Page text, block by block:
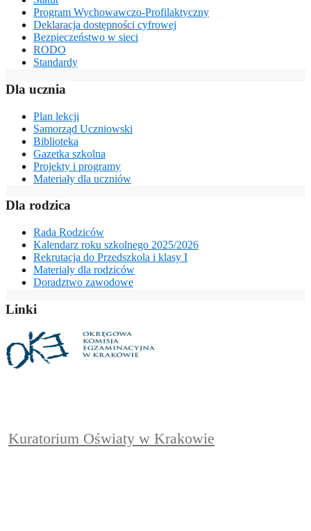
Program Wychowawczo-Profilaktyczny
Deklaracja dostępności cyfrowej
Bezpieczeństwo w sieci
RODO
Standardy
Dla ucznia
Plan lekcji
Samorząd Uczniowski
Biblioteka
Gazetka szkolna
Projekty i programy
Materiały dla uczniów
Dla rodzica
Rada Rodziców
Kalendarz roku szkolnego 2025/2026
Rekrutacja do Przedszkola i klasy I
Materiały dla rodziców
Doradztwo zawodowe
Linki
Kuratorium Oświaty w Krakowie